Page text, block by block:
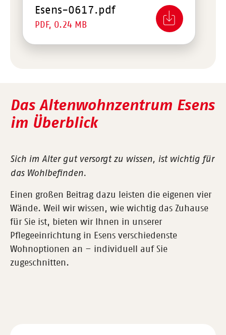
Esens-0617.pdf
PDF, 0.24 MB
Das Altenwohnzentrum Esens
im Überblick
Sich im Alter gut versorgt zu wissen, ist wichtig für
das Wohlbefinden.
Einen großen Beitrag dazu leisten die eigenen vier
Wände. Weil wir wissen, wie wichtig das Zuhause
für Sie ist, bieten wir Ihnen in unserer
Pflegeeinrichtung in Esens verschiedenste
Wohnoptionen an – individuell auf Sie
zugeschnitten.